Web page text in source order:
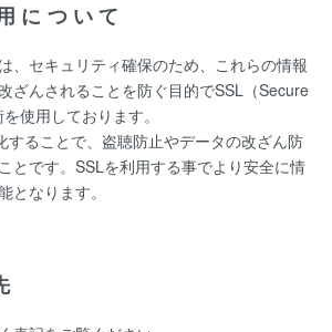
について
、セキュリティ確保のため、これらの情報
ざんされることを防ぐ目的でSSL（Secure
使用しております。
することで、盗聴防止やデータの改ざん防
とです。SSLを利用する事でより安全に情
となります。